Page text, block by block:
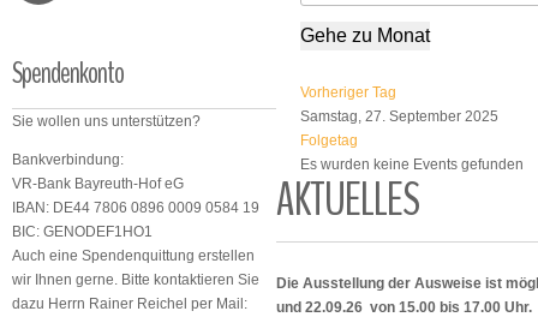
Spendenkonto
Sie wollen uns unterstützen?
Bankverbindung:
VR-Bank Bayreuth-Hof eG
IBAN: DE44 7806 0896 0009 0584 19
BIC: GENODEF1HO1
Auch eine Spendenquittung erstellen
wir Ihnen gerne. Bitte kontaktieren Sie
dazu Herrn Rainer Reichel per Mail:
Gehe zu Monat
Vorheriger Tag
Samstag, 27. September 2025
Folgetag
Es wurden keine Events gefunden
AKTUELLES
Die Ausstellung der Ausweise ist
und 22.09.26 von 15.00 bis 17.00 Uhr.